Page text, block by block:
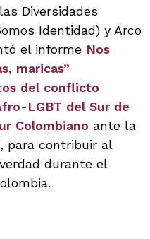
Diversidades
Identidad) y Arco
el informe Nos
maricas”
del conflicto
LGBT del Sur de
Colombiano ante la
para contribuir al
durante el